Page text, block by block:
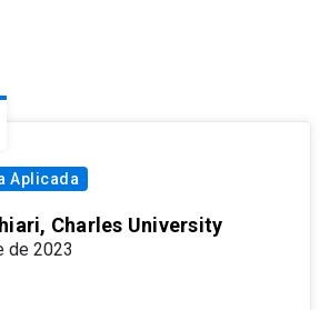
Aplicada
Charles University
de 2023